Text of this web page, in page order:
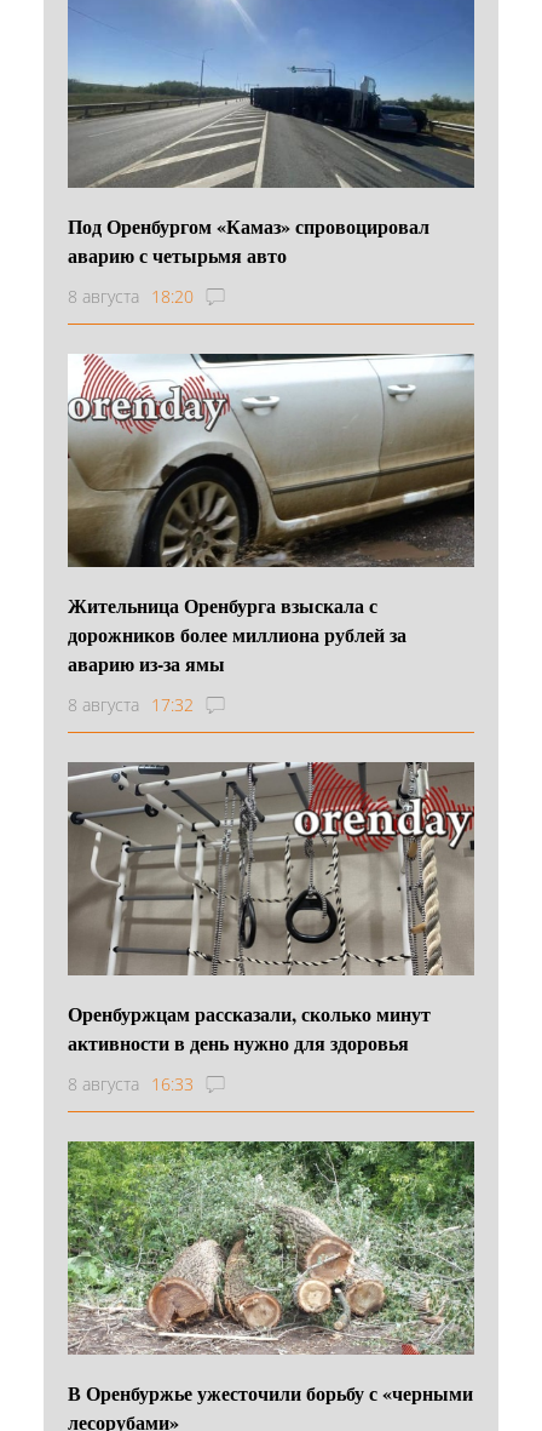
Под Оренбургом «Камаз» спровоцировал
аварию с четырьмя авто
8 августа 18:20
Жительница Оренбурга взыскала с
дорожников более миллиона рублей за
аварию из-за ямы
8 августа 17:32
Оренбуржцам рассказали, сколько минут
активности в день нужно для здоровья
8 августа 16:33
В Оренбуржье ужесточили борьбу с «черными
лесорубами»